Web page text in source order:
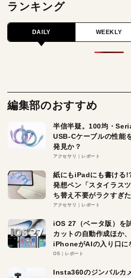
ランキング
DAILY WEEKLY
編集部のおすすめ
半信半疑。100均・
USB-Cケーブルの性能
発見か？
アクセサリ レポート
紙にもiPadにも書ける
発想ペン「スタイラス
ち替え不要がラクすぎた
アクセサリ レポート
iOS 27（ベータ版）を
カットの自動作成ほか
iPhoneがAIの入り口に
OS レポート
Insta360のジンバルカ